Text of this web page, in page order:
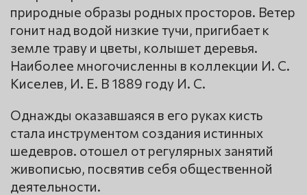
природные образы родных просторов. Ветер
гонит над водой низкие тучи, пригибает к
земле траву и цветы, колышет деревья.
Наиболее многочисленны в коллекции И. С.
Киселев, И. Е. В 1889 году И. С.
Однажды оказавшаяся в его руках кисть
стала инструментом создания истинных
шедевров. отошел от регулярных занятий
живописью, посвятив себя общественной
деятельности.